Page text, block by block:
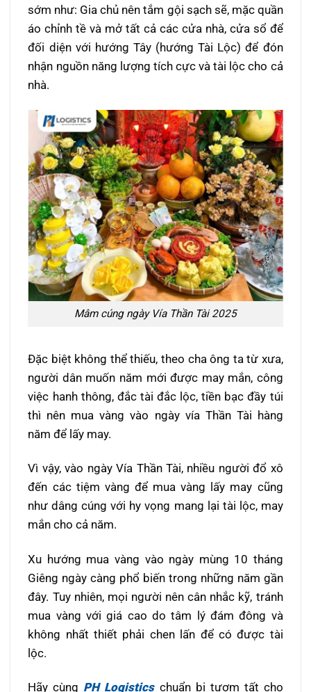
sớm như: Gia chủ nên tắm gội sạch sẽ, mặc quần
áo chỉnh tề và mở tất cả các cửa nhà, cửa sổ để
đối diện với hướng Tây (hướng Tài Lộc) để đón
nhận nguồn năng lượng tích cực và tài lộc cho cả
nhà.
Mâm cúng ngày Vía Thần Tài 2025
Đặc biệt không thể thiếu, theo cha ông ta từ xưa,
người dân muốn năm mới được may mắn, công
việc hanh thông, đắc tài đắc lộc, tiền bạc đầy túi
thì nên mua vàng vào ngày vía Thần Tài hàng
năm để lấy may.
Vì vậy, vào ngày Vía Thần Tài, nhiều người đổ xô
đến các tiệm vàng để mua vàng lấy may cũng
như dâng cúng với hy vọng mang lại tài lộc, may
mắn cho cả năm.
Xu hướng mua vàng vào ngày mùng 10 tháng
Giêng ngày càng phổ biến trong những năm gần
đây. Tuy nhiên, mọi người nên cân nhắc kỹ, tránh
mua vàng với giá cao do tâm lý đám đông và
không nhất thiết phải chen lấn để có được tài
lộc.
Hãy cùng PH Logisticschuẩn bị tươm tất cho